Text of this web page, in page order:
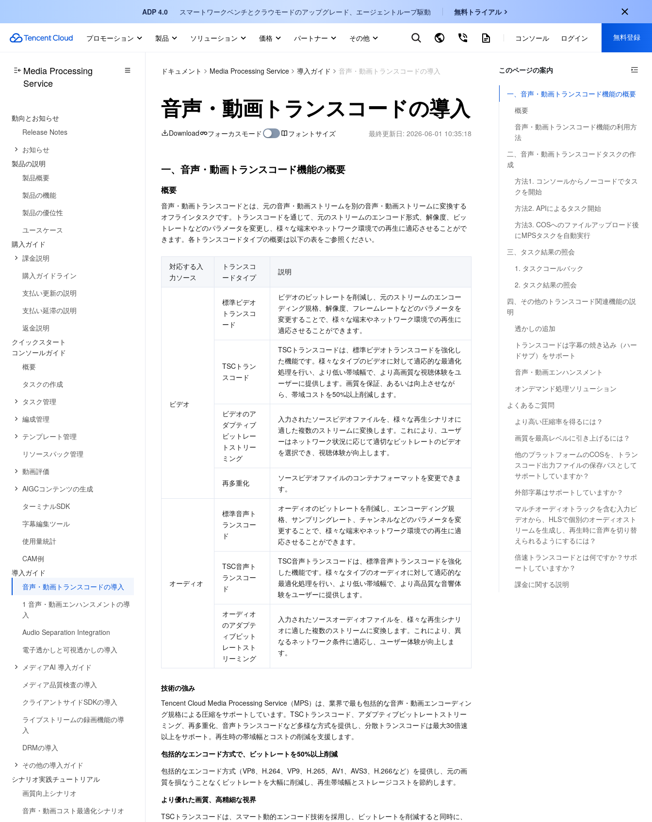
ADP 4.0 スマートワークベンチとクラウモードのアップグレード、エージェントループ駆動 無料トライアル
プロモーション 製品 ソリューション 価格 パートナー その他
マーケットプレイス
キーワードで検索
한국어
KO
日本語-JP
简体中文-ZH
中国站
简体中文
コンソール ログイン 無料登録
登録して以下の特典を獲得：
30種類以上の製品が無料体験可能
新規登録限定の特別割引
Media Processing
Service
動向とお知らせ
Release Notes
お知らせ
製品の説明
製品概要
製品の機能
製品の優位性
ユースケース
購入ガイド
課金説明
購入ガイドライン
支払い更新の説明
支払い延滞の説明
返金説明
クイックスタート
コンソールガイド
概要
タスクの作成
タスク管理
編成管理
テンプレート管理
リソースパック管理
動画評価
AIGCコンテンツの生成
ターミナルSDK
字幕編集ツール
使用量統計
CAM例
導入ガイド
音声・動画トランスコードの導入
1 音声・動画エンハンスメントの導
入
Audio Separation Integration
電子透かしと可視透かしの導入
メディアAI 導入ガイド
メディア品質検査の導入
クライアントサイドSDKの導入
ライブストリームの録画機能の導
入
DRMの導入
その他の導入ガイド
シナリオ実践チュートリアル
画質向上シナリオ
音声・動画コスト最適化シナリオ
ドキュメント Media Processing Service 導入ガイド 音声・動画トランスコードの導入
音声・動画トランスコードの導入
Download フォーカスモード フォントサイズ 最終更新日: 2026-06-01 10:35:18
一、音声・動画トランスコード機能の概要
概要
音声・動画トランスコードとは、元の音声・動画ストリームを別の音声・動画ストリームに変換する
オフラインタスクです。トランスコードを通じて、元のストリームのエンコード形式、解像度、ビッ
トレートなどのパラメータを変更し、様々な端末やネットワーク環境での再生に適応させることがで
きます。各トランスコードタイプの概要は以下の表をご参照ください。
対応する入
力ソース
トランスコ
ードタイプ
説明
ビデオ
標準ビデオ
トランスコ
ード
ビデオのビットレートを削減し、元のストリームのエンコー
ディング規格、解像度、フレームレートなどのパラメータを
変更することで、様々な端末やネットワーク環境での再生に
適応させることができます。
TSCトラン
スコード
TSCトランスコードは、標準ビデオトランスコードを強化し
た機能です。様々なタイプのビデオに対して適応的な最適化
処理を行い、より低い帯域幅で、より高画質な視聴体験をユ
ーザーに提供します。画質を保証、あるいは向上させなが
ら、帯域コストを50%以上削減します。
ビデオのア
ダプティブ
ビットレー
トストリー
ミング
入力されたソースビデオファイルを、様々な再生シナリオに
適した複数のストリームに変換します。これにより、ユーザ
ーはネットワーク状況に応じて適切なビットレートのビデオ
を選択でき、視聴体験が向上します。
再多重化
ソースビデオファイルのコンテナフォーマットを変更できま
す。
オーディオ
標準音声ト
ランスコー
ド
オーディオのビットレートを削減し、エンコーディング規
格、サンプリングレート、チャンネルなどのパラメータを変
更することで、様々な端末やネットワーク環境での再生に適
応させることができます。
TSC音声ト
ランスコー
ド
TSC音声トランスコードは、標準音声トランスコードを強化
した機能です。様々なタイプのオーディオに対して適応的な
最適化処理を行い、より低い帯域幅で、より高品質な音響体
験をユーザーに提供します。
オーディオ
のアダプテ
ィブビット
レートスト
リーミング
入力されたソースオーディオファイルを、様々な再生シナリ
オに適した複数のストリームに変換します。これにより、異
なるネットワーク条件に適応し、ユーザー体験が向上しま
す。
技術の強み
Tencent Cloud Media Processing Service（MPS）は、業界で最も包括的な音声・動画エンコーディン
グ規格による圧縮をサポートしています。TSCトランスコード、アダプティブビットレートストリー
ミング、再多重化、音声トランスコードなど多様な方式を提供し、分散トランスコードは最大30倍速
以上をサポート。再生時の帯域幅とコストの削減を支援します。
包括的なエンコード方式で、ビットレートを50%以上削減
包括的なエンコード方式（VP8、H.264、VP9、H.265、AV1、AVS3、H.266など）を提供し、元の画
質を損なうことなくビットレートを大幅に削減し、再生帯域幅とストレージコストを節約します。
より優れた画質、高精細な視界
TSCトランスコードは、スマート動的エンコード技術を採用し、ビットレートを削減すると同時に、
このページの案内
一、音声・動画トランスコード機能の概要
概要
音声・動画トランスコード機能の利用方
法
二、音声・動画トランスコードタスクの作
成
方法1. コンソールからノーコードでタス
クを開始
方法2. APIによるタスク開始
方法3. COSへのファイルアップロード後
にMPSタスクを自動実行
三、タスク結果の照会
1. タスクコールバック
2. タスク結果の照会
四、その他のトランスコード関連機能の説
明
透かしの追加
トランスコードは字幕の焼き込み（ハー
ドサブ）をサポート
音声・動画エンハンスメント
オンデマンド処理ソリューション
よくあるご質問
より高い圧縮率を得るには？
画質を最高レベルに引き上げるには？
他のプラットフォームのCOSを、トラン
スコード出力ファイルの保存パスとして
サポートしていますか？
外部字幕はサポートしていますか？
マルチオーディオトラックを含む入力ビ
デオから、HLSで個別のオーディオスト
リームを生成し、再生時に音声を切り替
えられるようにするには？
倍速トランスコードとは何ですか？サポ
ートしていますか？
課金に関する説明